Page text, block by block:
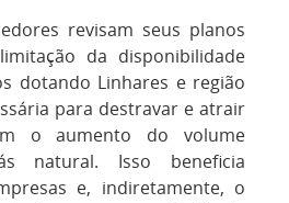
revisam seus planos
da disponibilidade
dotando Linhares e região
para destravar e atrair
o aumento do volume
natural. Isso beneficia
e, indiretamente, o